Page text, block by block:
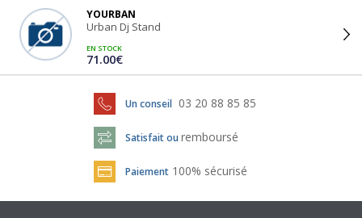
YOURBAN
Urban Dj Stand
EN STOCK
71.00€
Un conseil 03 20 88 85 85
Satisfait ou remboursé
Paiement 100% sécurisé